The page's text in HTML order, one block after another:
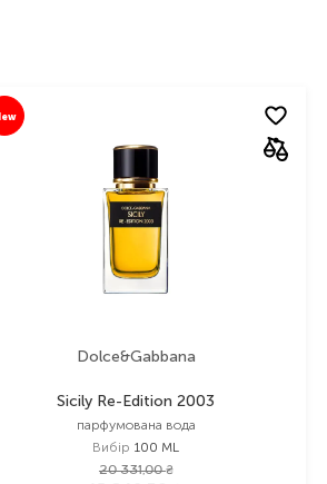
Dolce&Gabbana
Sicily Re-Edition 2003
парфумована вода
Вибір 100 ML
20 331,00₴